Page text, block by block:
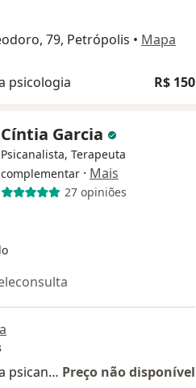
79, Petrópolis • Mapa
psicologia R$ 150
Cíntia Garcia
Psicanalista, Terapeuta
complementar · Mais
27 opiniões
Primeira consulta psicanálise Preço não disponível